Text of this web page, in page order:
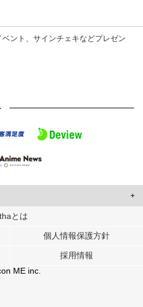
ント、サインチェキなどプレゼン
ーザーに合わせたコンテンツや広告の
パートナーに提供しています。
が各パートナーに提供した他の情報や、
使用したときに収集した他の情報を組み
とは
個人情報保護方針
採用情報
ME inc.